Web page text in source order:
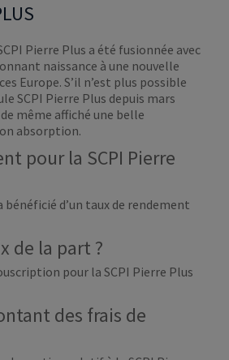
Pierre Plus a été fusionnée avec
naissance à une nouvelle
Europe. S’il n’est plus possible
SCPI Pierre Plus depuis mars
même affiché une belle
absorption.
pour la SCPI Pierre
bénéficié d’un taux de rendement
de la part ?
pour la SCPI Pierre Plus
des frais de